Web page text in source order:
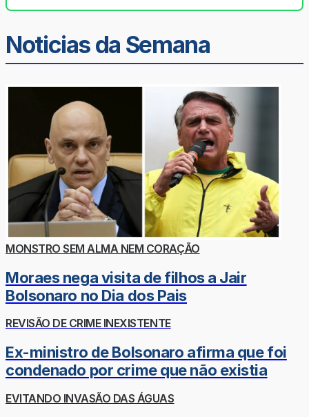
Noticias da Semana
MONSTRO SEM ALMA NEM CORAÇÃO
Moraes nega visita de filhos a Jair
Bolsonaro no Dia dos Pais
REVISÃO DE CRIME INEXISTENTE
Ex-ministro de Bolsonaro afirma que foi
condenado por crime que não existia
EVITANDO INVASÃO DAS ÁGUAS